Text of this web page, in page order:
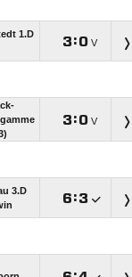
1.D
: V
: V
3.D
: